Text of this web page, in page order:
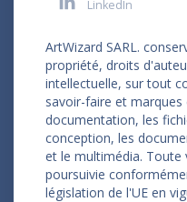
LinkedIn
ArtWizard SARL.
propriété, droits
intellectuelle, sur tout
savoir-faire et
documentation, les
conception, les
et le multimédia. Toute
poursuivie
législation de l'UE en